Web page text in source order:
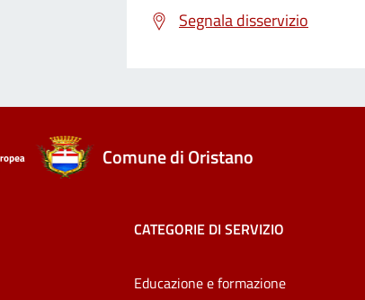
Segnala disservizio
Comune di Oristano
CATEGORIE DI SERVIZIO
Educazione e formazione